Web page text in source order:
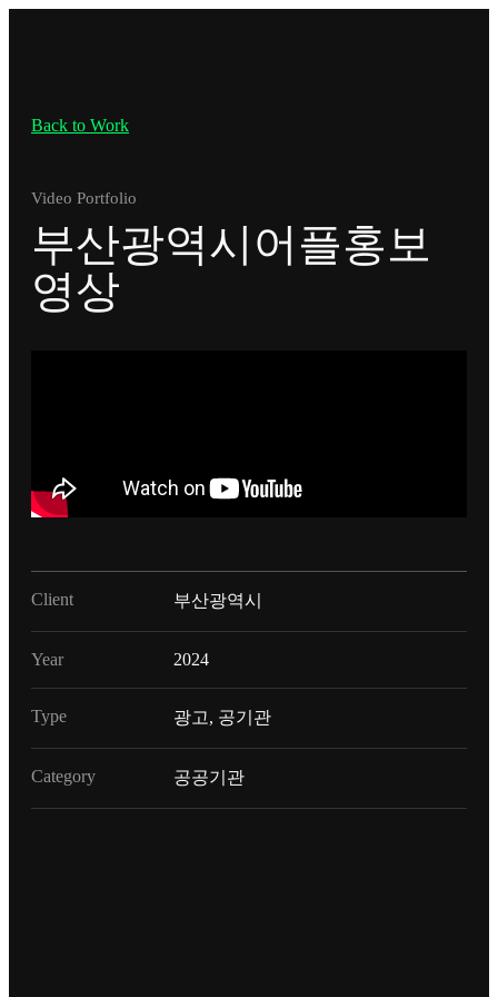
Back to Work
Video Portfolio
부산광역시어플홍보
영상
Client 부산광역시
Year 2024
Type 광고, 공기관
Category 공공기관